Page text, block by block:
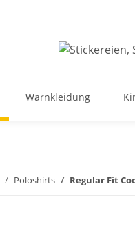
Warnkleidung
Poloshirts Regular Fit